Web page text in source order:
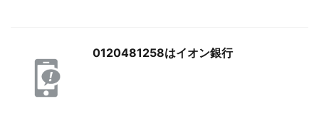
0120481258はイオン銀行